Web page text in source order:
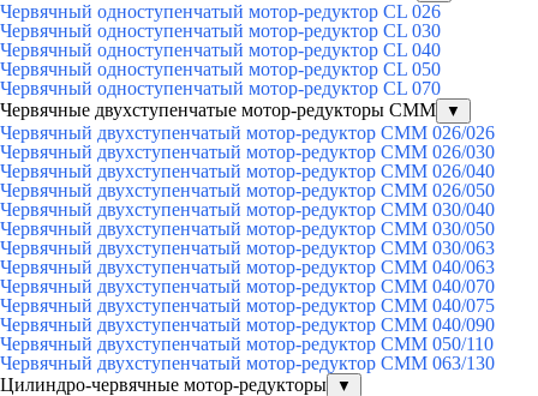
Червячный одноступенчатый мотор-редуктор CL 026
Червячный одноступенчатый мотор-редуктор CL 030
Червячный одноступенчатый мотор-редуктор CL 040
Червячный одноступенчатый мотор-редуктор CL 050
Червячный одноступенчатый мотор-редуктор CL 070
Червячные двухступенчатые мотор-редукторы CMM
▼
Червячный двухступенчатый мотор-редуктор CMM 026/026
Червячный двухступенчатый мотор-редуктор CMM 026/030
Червячный двухступенчатый мотор-редуктор CMM 026/040
Червячный двухступенчатый мотор-редуктор CMM 026/050
Червячный двухступенчатый мотор-редуктор CMM 030/040
Червячный двухступенчатый мотор-редуктор CMM 030/050
Червячный двухступенчатый мотор-редуктор CMM 030/063
Червячный двухступенчатый мотор-редуктор CMM 040/063
Червячный двухступенчатый мотор-редуктор CMM 040/070
Червячный двухступенчатый мотор-редуктор CMM 040/075
Червячный двухступенчатый мотор-редуктор CMM 040/090
Червячный двухступенчатый мотор-редуктор CMM 050/110
Червячный двухступенчатый мотор-редуктор CMM 063/130
Цилиндро-червячные мотор-редукторы
▼